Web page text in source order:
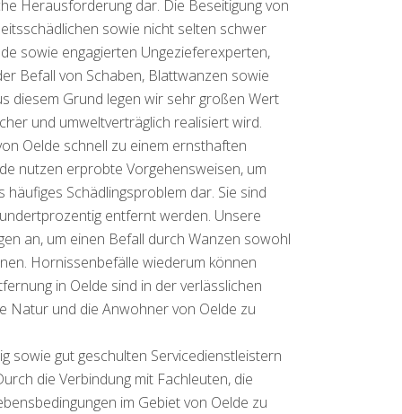
Herausforderung dar. Die Beseitigung von
sowie nicht selten schwer
sowie engagierten Ungezieferexperten,
Befall von Schaben, Blattwanzen sowie
diesem Grund legen wir sehr großen Wert
und umweltverträglich realisiert wird.
Oelde schnell zu einem ernsthaften
nutzen erprobte Vorgehensweisen, um
Schädlingsproblem dar. Sie sind
entfernt werden. Unsere
an, um einen Befall durch Wanzen sowohl
Hornissenbefälle wiederum können
in Oelde sind in der verlässlichen
Natur und die Anwohner von Oelde zu
sowie gut geschulten Servicedienstleistern
die Verbindung mit Fachleuten, die
im Gebiet von Oelde zu